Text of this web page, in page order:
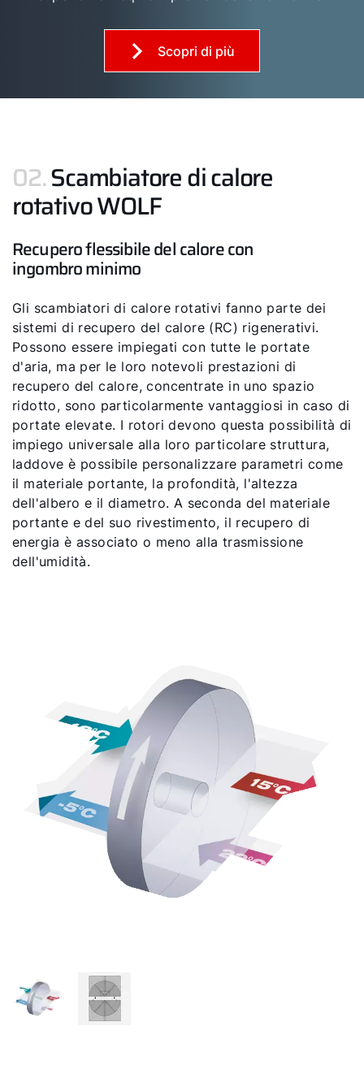
Scopri di più
02.Scambiatore di calore
rotativo WOLF
Recupero flessibile del calore con
ingombro minimo
Gli scambiatori di calore rotativi fanno parte dei
sistemi di recupero del calore (RC) rigenerativi.
Possono essere impiegati con tutte le portate
d'aria, ma per le loro notevoli prestazioni di
recupero del calore, concentrate in uno spazio
ridotto, sono particolarmente vantaggiosi in caso di
portate elevate. I rotori devono questa possibilità di
impiego universale alla loro particolare struttura,
laddove è possibile personalizzare parametri come
il materiale portante, la profondità, l'altezza
dell'albero e il diametro. A seconda del materiale
portante e del suo rivestimento, il recupero di
energia è associato o meno alla trasmissione
dell'umidità.